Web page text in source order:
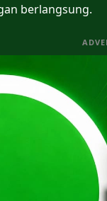
berlangsung.